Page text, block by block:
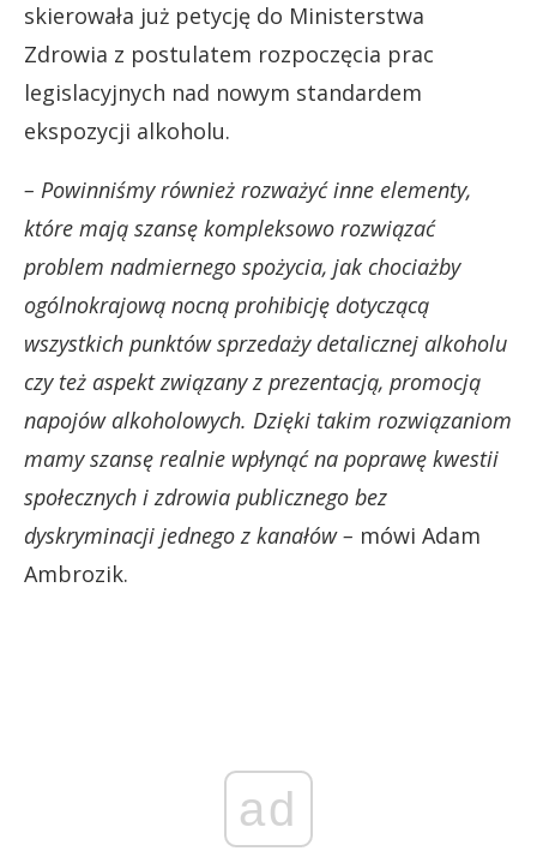
skierowała już petycję do Ministerstwa
Zdrowia z postulatem rozpoczęcia prac
legislacyjnych nad nowym standardem
ekspozycji alkoholu.
– Powinniśmy również rozważyć inne elementy,
które mają szansę kompleksowo rozwiązać
problem nadmiernego spożycia, jak chociażby
ogólnokrajową nocną prohibicję dotyczącą
wszystkich punktów sprzedaży detalicznej alkoholu
czy też aspekt związany z prezentacją, promocją
napojów alkoholowych. Dzięki takim rozwiązaniom
mamy szansę realnie wpłynąć na poprawę kwestii
społecznych i zdrowia publicznego bez
dyskryminacji jednego z kanałów – mówi Adam
Ambrozik.
ad